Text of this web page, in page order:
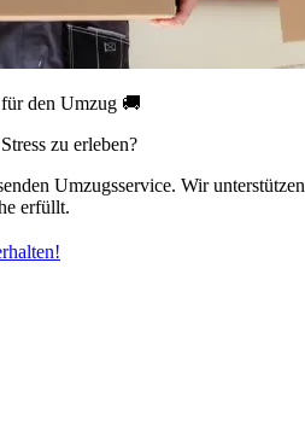
den Umzug 🚚
zu erleben?
Umzugsservice. Wir
erfüllt.